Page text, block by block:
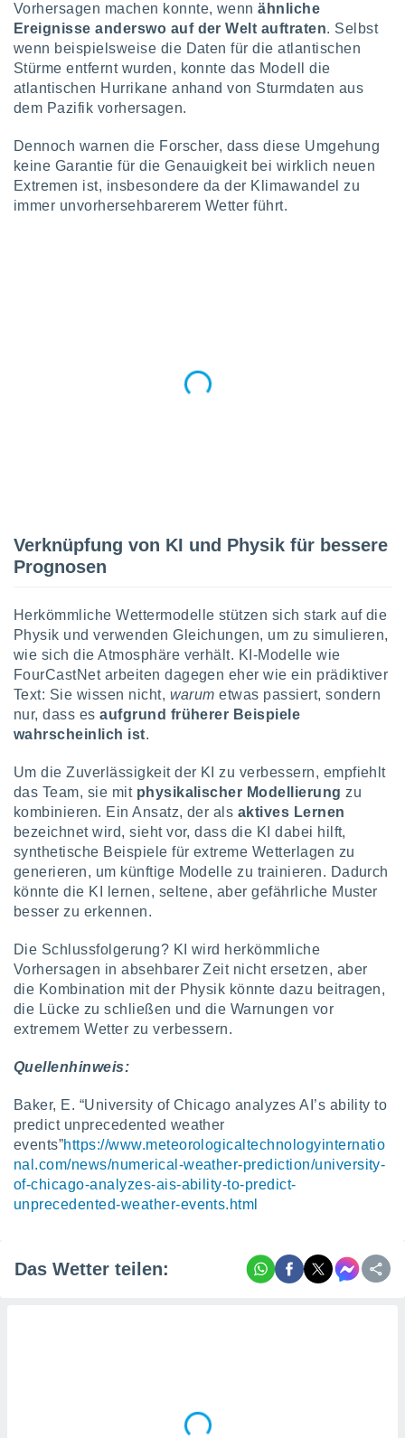
Inhalte,
von
von
1199
Vorhersagen machen konnte, wenn ähnliche
Ereignisse anderswo auf der Welt auftraten. Selbst
wenn beispielsweise die Daten für die atlantischen
Stürme entfernt wurden, konnte das Modell die
atlantischen Hurrikane anhand von Sturmdaten aus
dem Pazifik vorhersagen.
Dennoch warnen die Forscher, dass diese Umgehung
keine Garantie für die Genauigkeit bei wirklich neuen
Extremen ist, insbesondere da der Klimawandel zu
immer unvorhersehbarerem Wetter führt.
Verknüpfung von KI und Physik für bessere
Prognosen
Herkömmliche Wettermodelle stützen sich stark auf die
Physik und verwenden Gleichungen, um zu simulieren,
wie sich die Atmosphäre verhält. KI-Modelle wie
FourCastNet arbeiten dagegen eher wie ein prädiktiver
Text: Sie wissen nicht, warum etwas passiert, sondern
nur, dass esaufgrund früherer Beispiele
wahrscheinlich ist.
Um die Zuverlässigkeit der KI zu verbessern, empfiehlt
das Team, sie mitphysikalischer Modellierung zu
kombinieren. Ein Ansatz, der als aktives Lernen
bezeichnet wird, sieht vor, dass die KI dabei hilft,
synthetische Beispiele für extreme Wetterlagen zu
generieren, um künftige Modelle zu trainieren. Dadurch
könnte die KI lernen, seltene, aber gefährliche Muster
besser zu erkennen.
Die Schlussfolgerung? KI wird herkömmliche
Vorhersagen in absehbarer Zeit nicht ersetzen, aber
die Kombination mit der Physik könnte dazu beitragen,
die Lücke zu schließen und die Warnungen vor
extremem Wetter zu verbessern.
Quellenhinweis:
Baker, E. “University of Chicago analyzes AI’s ability to
predict unprecedented weather
events”https://www.meteorologicaltechnologyinternatio
nal.com/news/numerical-weather-prediction/university-
of-chicago-analyzes-ais-ability-to-predict-
unprecedented-weather-events.html
Das Wetter teilen: